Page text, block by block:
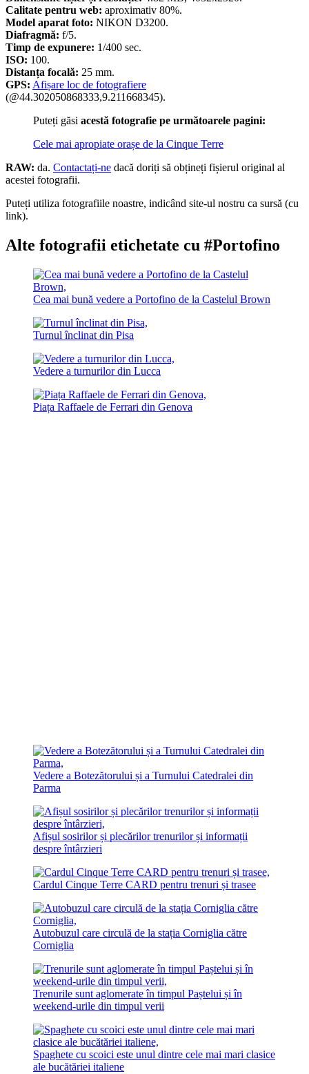
Calitate pentru web: aproximativ 80%.
Model aparat foto: NIKON D3200.
Diafragmă: f/5.
Timp de expunere: 1/400 sec.
ISO: 100.
Distanța focală: 25 mm.
GPS: Afișare loc de fotografiere
(@44.302050868333,9.211668345).
Puteți găsi acestă fotografie pe următoarele pagini:
Cele mai apropiate orașe de la Cinque Terre
RAW: da. Contactați-ne dacă doriți să obțineți fișierul original al
acestei fotografii.
Puteți utiliza fotografiile noastre, indicând site-ul nostru ca sursă (cu
link).
Alte fotografii etichetate cu #Portofino
Cea mai bună vedere a Portofino de la Castelul Brown
Turnul înclinat din Pisa
Vedere a turnurilor din Lucca
Piața Raffaele de Ferrari din Genova
Vedere a Botezătorului și a Turnului Catedralei din
Parma
Afișul sosirilor și plecărilor trenurilor și informații
despre întârzieri
Cardul Cinque Terre CARD pentru trenuri și trasee
Autobuzul care circulă de la stația Corniglia către
Corniglia
Trenurile sunt aglomerate în timpul Paștelui și în
weekend-urile din timpul verii
Spaghete cu scoici este unul dintre cele mai mari clasice
ale bucătăriei italiene